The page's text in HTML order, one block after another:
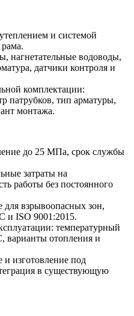
и системой
нагнетательные водоводы,
датчики контроля и
комплектации:
патрубков, тип арматуры,
монтажа.
до 25 МПа, срок службы
затраты на
работы без постоянного
для взрывоопасных зон,
и ISO 9001:2015.
температурный
варианты отопления и
и изготовление под
в существующую